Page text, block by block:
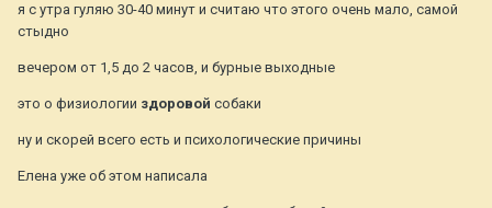
я с утра гуляю 30-40 минут и считаю что этого очень мало, самой
стыдно
вечером от 1,5 до 2 часов, и бурные выходные
это о физиологии здоровой собаки
ну и скорей всего есть и психологические причины
Елена уже об этом написала